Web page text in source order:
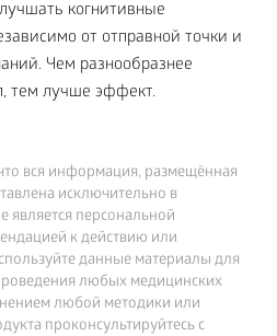
когнитивные
от отправной точки и
Чем разнообразнее
тем лучше эффект.
вся информация, размещённая
исключительно в
является персональной
к действию или
данные материалы для
любых медицинских
любой методики или
проконсультируйтесь с